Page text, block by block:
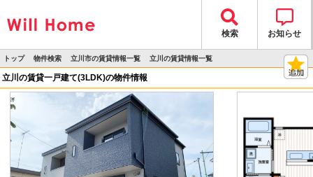
検索 お知らせ
トップ
>
物件検索
>
立川市の賃貸情報一覧
>
立川の賃貸情報一覧
>
立川の賃貸一戸建て(3LDK)の物件情報